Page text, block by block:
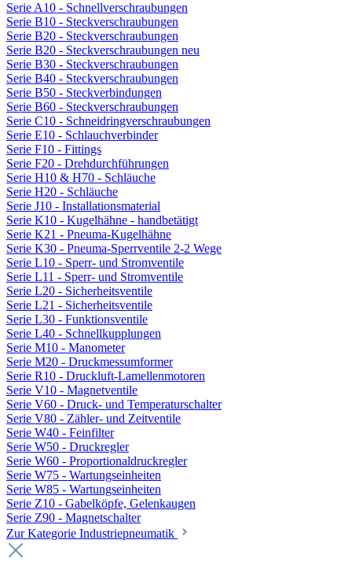
Serie A10 - Schnellverschraubungen
Serie B10 - Steckverschraubungen
Serie B20 - Steckverschraubungen
Serie B20 - Steckverschraubungen neu
Serie B30 - Steckverschraubungen
Serie B40 - Steckverschraubungen
Serie B50 - Steckverbindungen
Serie B60 - Steckverschraubungen
Serie C10 - Schneidringverschraubungen
Serie E10 - Schlauchverbinder
Serie F10 - Fittings
Serie F20 - Drehdurchführungen
Serie H10 & H70 - Schläuche
Serie H20 - Schläuche
Serie J10 - Installationsmaterial
Serie K10 - Kugelhähne - handbetätigt
Serie K21 - Pneuma-Kugelhähne
Serie K30 - Pneuma-Sperrventile 2-2 Wege
Serie L10 - Sperr- und Stromventile
Serie L11 - Sperr- und Stromventile
Serie L20 - Sicherheitsventile
Serie L21 - Sicherheitsventile
Serie L30 - Funktionsventile
Serie L40 - Schnellkupplungen
Serie M10 - Manometer
Serie M20 - Druckmessumformer
Serie R10 - Druckluft-Lamellenmotoren
Serie V10 - Magnetventile
Serie V60 - Druck- und Temperaturschalter
Serie V80 - Zähler- und Zeitventile
Serie W40 - Feinfilter
Serie W50 - Druckregler
Serie W60 - Proportionaldruckregler
Serie W75 - Wartungseinheiten
Serie W85 - Wartungseinheiten
Serie Z10 - Gabelköpfe, Gelenkaugen
Serie Z90 - Magnetschalter
Zur Kategorie Industriepneumatik